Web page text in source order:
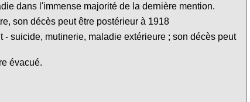
dans l'immense majorité de la dernière mention.
son décès peut être postérieur à 1918
suicide, mutinerie, maladie extérieure ; son décès peut
évacué.